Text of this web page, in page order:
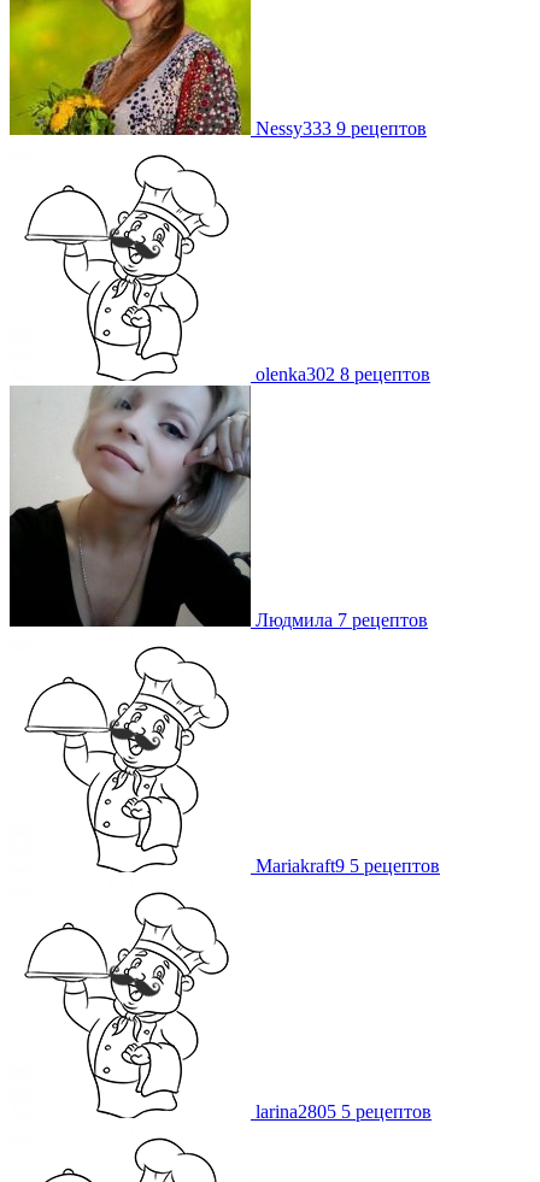
Nessy333 9 рецептов
olenka302 8 рецептов
Людмила 7 рецептов
Mariakraft9 5 рецептов
larina2805 5 рецептов